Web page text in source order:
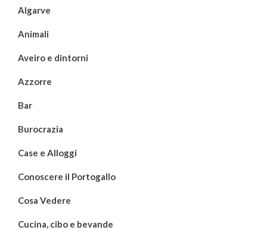
Algarve
Animali
Aveiro e dintorni
Azzorre
Bar
Burocrazia
Case e Alloggi
Conoscere il Portogallo
Cosa Vedere
Cucina, cibo e bevande